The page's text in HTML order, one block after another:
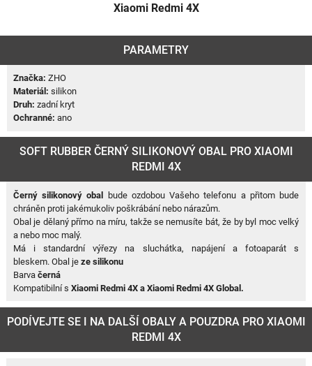
Xiaomi Redmi 4X
PARAMETRY
Značka: ZHO
Materiál: silikon
Druh: zadní kryt
Ochranné: ano
SOFT RUBBER ČERNÝ SILIKONOVÝ OBAL PRO XIAOMI
REDMI 4X
Černý silikonový obal bude ozdobou Vašeho telefonu a přitom bude
chráněn proti jakémukoliv poškrábání nebo nárazům.
Obal je dělaný přímo na míru, takže se nemusíte bát, že by byl moc velký
a nebo moc malý.
Má i standardní výřezy na sluchátka, napájení a fotoaparát s
bleskem. Obal je ze silikonu
Barvačerná
Kompatibilní s Xiaomi Redmi 4X a Xiaomi Redmi 4X Global.
PODÍVEJTE SE I NA DALŠÍ OBALY A POUZDRA PRO XIAOMI
REDMI 4X